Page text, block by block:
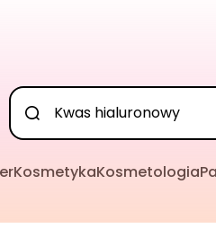
KosmetykaKosmetologia